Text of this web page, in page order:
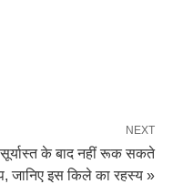
NEXT
के बाद नहीं रूक सकते
जानिए इस किले का रहस्य »